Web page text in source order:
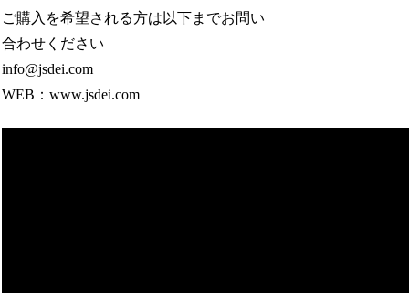
ご購入を希望される方は以下までお問い
合わせください
info@jsdei.com
WEB：www.jsdei.com